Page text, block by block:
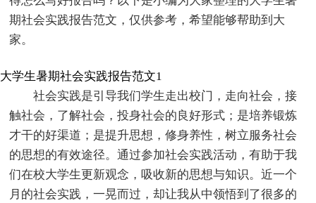
期社会实践报告范文，仅供参考，希望能够帮助到大
家。
大学生暑期社会实践报告范文1
社会实践是引导我们学生走出校门，走向社会，接
触社会，了解社会，投身社会的良好形式；是培养锻炼
才干的好渠道；是提升思想，修身养性，树立服务社会
的思想的有效途径。通过参加社会实践活动，有助于我
们在校大学生更新观念，吸收新的思想与知识。近一个
月的社会实践，一晃而过，却让我从中领悟到了很多的